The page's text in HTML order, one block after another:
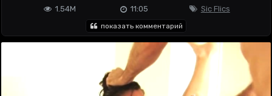
Sic Flics
11:05
1.54M
показать комментарий